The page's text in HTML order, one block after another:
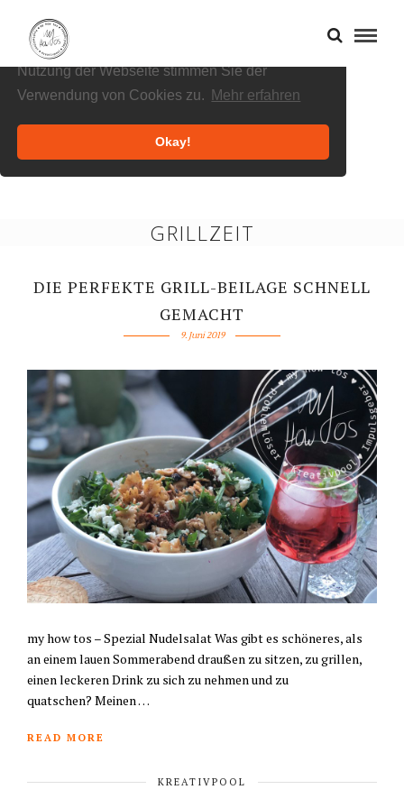
Cookies helfen uns bei der Bereitstellung
unserer Inhalte und Dienste. Durch die weitere
Nutzung der Webseite stimmen Sie der
Verwendung von Cookies zu.
Mehr erfahren
Okay!
GRILLZEIT
DIE PERFEKTE GRILL-BEILAGE SCHNELL
GEMACHT
9. Juni 2019
my how tos – Spezial Nudelsalat Was gibt es schöneres, als
an einem lauen Sommerabend draußen zu sitzen, zu grillen,
einen leckeren Drink zu sich zu nehmen und zu
quatschen? Meinen …
READ MORE
KREATIVPOOL